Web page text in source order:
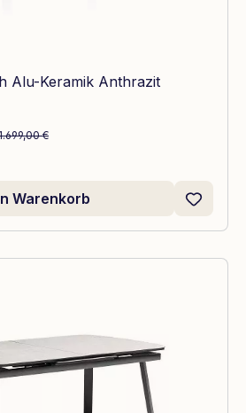
Alu-Keramik Anthrazit
Preis:
€
Warenkorb